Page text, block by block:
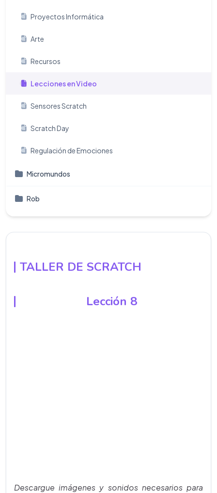
Proyectos Informática
Arte
Recursos
Lecciones en Video
Sensores Scratch
Scratch Day
Regulación de Emociones
Micromundos
Rob
TALLER DE SCRATCH
Lección 8
Descargue imágenes y sonidos necesarios para